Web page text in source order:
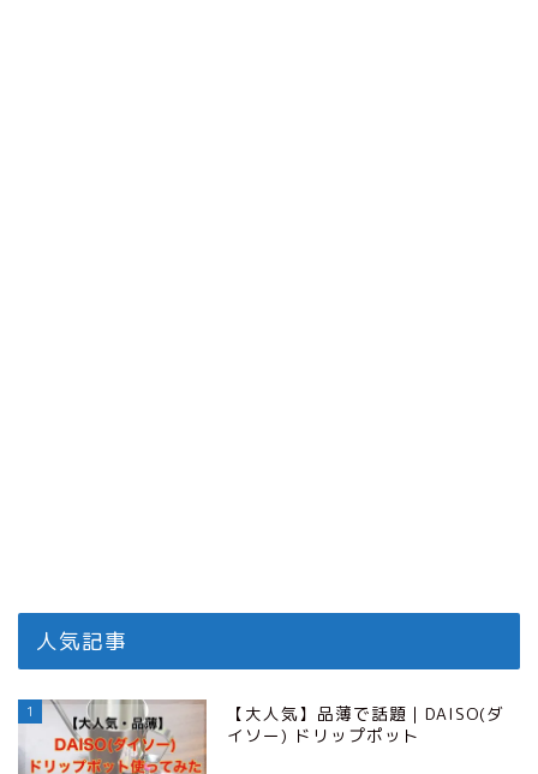
人気記事
1
【大人気】品薄で話題｜DAISO(ダ
イソー) ドリップポット